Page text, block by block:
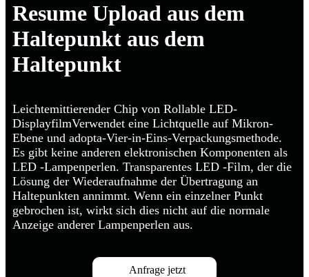
Resume Upload aus dem
Haltepunkt aus dem
Haltepunkt
Leichtemittierender Chip von Rollable LED-
DisplayfilmVerwendet eine Lichtquelle auf Mikron-
Ebene und adopta-Vier-in-Eins-Verpackungsmethode.
Es gibt keine anderen elektronischen Komponenten als
LED -Lampenperlen. Transparentes LED -Film, der die
Lösung der Wiederaufnahme der Übertragung an
Haltepunkten annimmt. Wenn ein einzelner Punkt
gebrochen ist, wirkt sich dies nicht auf die normale
Anzeige anderer Lampenperlen aus.
Anfrage jetzt